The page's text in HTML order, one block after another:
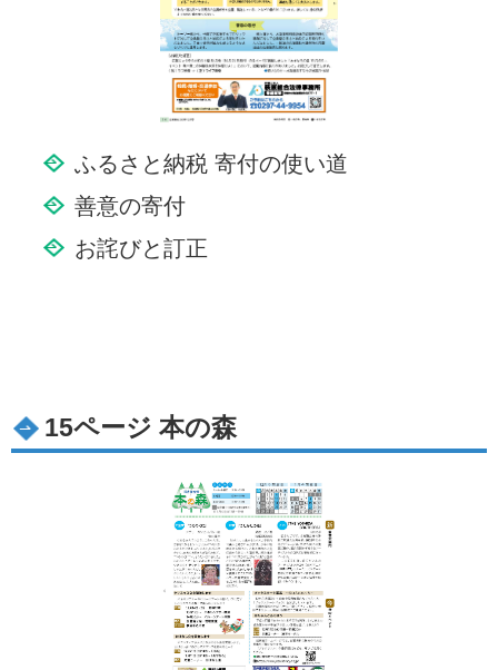
ふるさと納税 寄付の使い道
善意の寄付
お詫びと訂正
15ページ 本の森